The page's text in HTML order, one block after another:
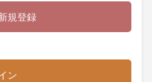
規登録
ン